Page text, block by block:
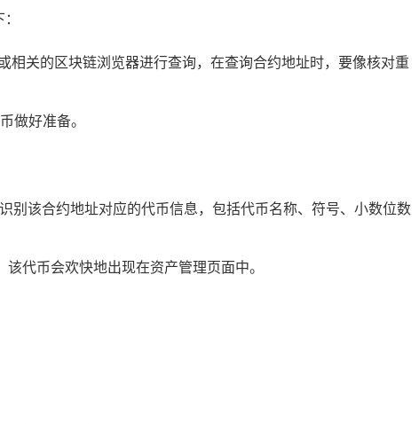
相关的区块链浏览器进行查询，在查询合约地址时，要像核对重
做好准备。
别该合约地址对应的代币信息，包括代币名称、符号、小数位数
代币会欢快地出现在资产管理页面中。